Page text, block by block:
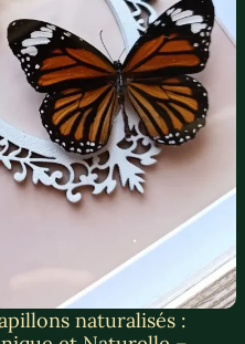
naturalisés :